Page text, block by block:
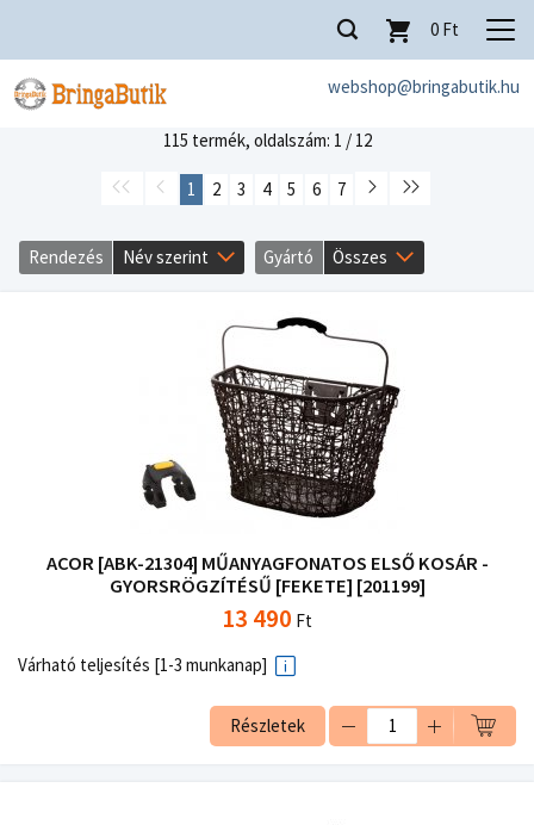
webshop@bringabutik.hu
0 Ft
115 termék, oldalszám: 1 / 12
1 2 3 4 5 6 7
Rendezés Név szerint Gyártó Összes
ACOR [ABK-21304] MŰANYAGFONATOS ELSŐ KOSÁR -
GYORSRÖGZÍTÉSŰ [FEKETE] [201199]
13 490 Ft
Várható teljesítés [1-3 munkanap]
Részletek